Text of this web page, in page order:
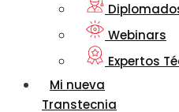
Webinars
Expertos
Mi nueva
Transtecnia